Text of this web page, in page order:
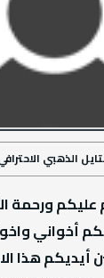
الذهبي
عليكم ورحمة
أخواني
أيديكم هذا